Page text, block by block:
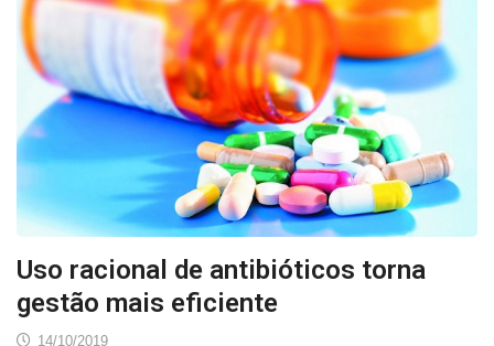
Uso racional de antibióticos torna
gestão mais eficiente
14/10/2019